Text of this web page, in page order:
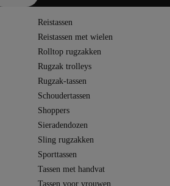
Reistassen
Reistassen met wielen
Rolltop rugzakken
Rugzak trolleys
Rugzak-tassen
Schoudertassen
Shoppers
Sieradendozen
Sling rugzakken
Sporttassen
Tassen met handvat
Tassen voor vrouwen